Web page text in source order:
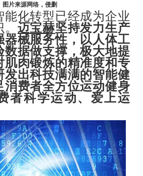
图片来源网络，侵删
能化转型已经成为企业
迈宝赫坚持发力生产
器械服务性，以人体工
数据做支撑，极大地提
肌肉锻炼的精准度和专
发出科技满满的智能健
消费者全方位运动健身
者科学运动、爱上运